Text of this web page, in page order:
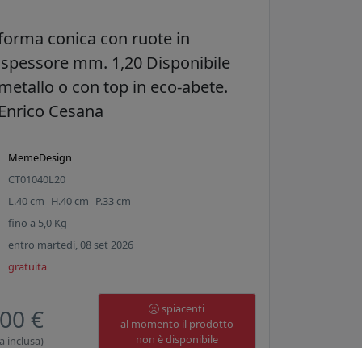
conica con ruote in
mm. 1,20 Disponibile
o con top in eco-abete.
Cesana
MemeDesign
CT01040L20
L.40 cm H.40 cm P.33 cm
fino a 5,0 Kg
entro martedì, 08 set 2026
gratuita
€
inclusa)
spiacenti
al momento il prodotto
non è disponibile